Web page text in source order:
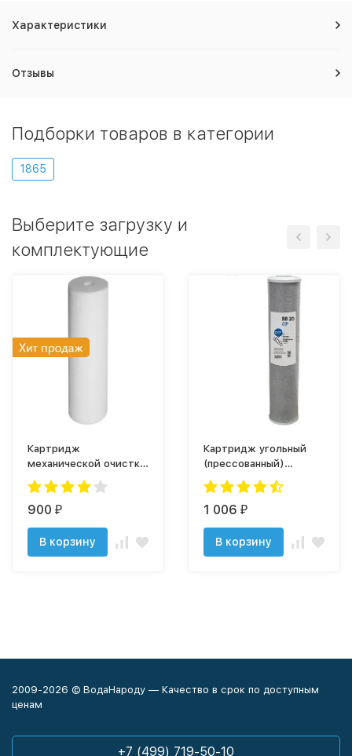
Характеристики
Отзывы
Подборки товаров в категории
1865
Выберите загрузку и
комплектующие
Картридж
механической очистки
ЭФГ 112/508-5
900 ₽
В корзину
Картридж угольный
(прессованный)
"Аргумент" CP-BB20"
1 006 ₽
В корзину
2009-2026 © ВодаНароду — Качество в срок по доступным
ценам
+7 (499) 719-50-10